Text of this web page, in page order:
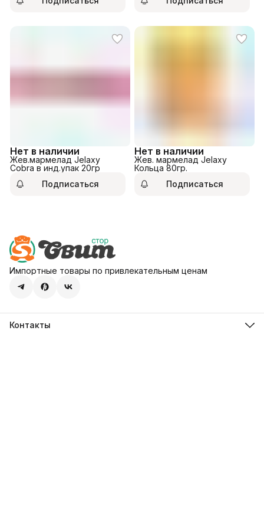
Нет в наличии
Жев.мармелад Jelaxy
Cobra в инд.упак 20гр
Подписаться
Нет в наличии
Жев. мармелад Jelaxy
Кольца 80гр.
Подписаться
Импортные товары по привлекательным ценам
Контакты